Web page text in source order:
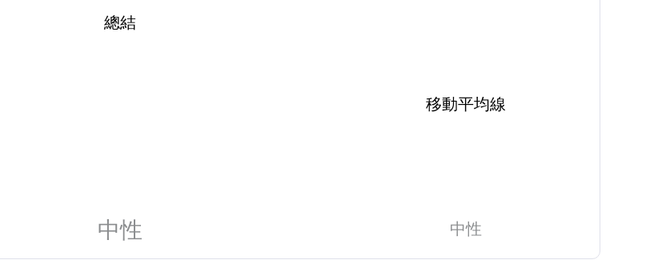
總結
中性
移動平均線
中性